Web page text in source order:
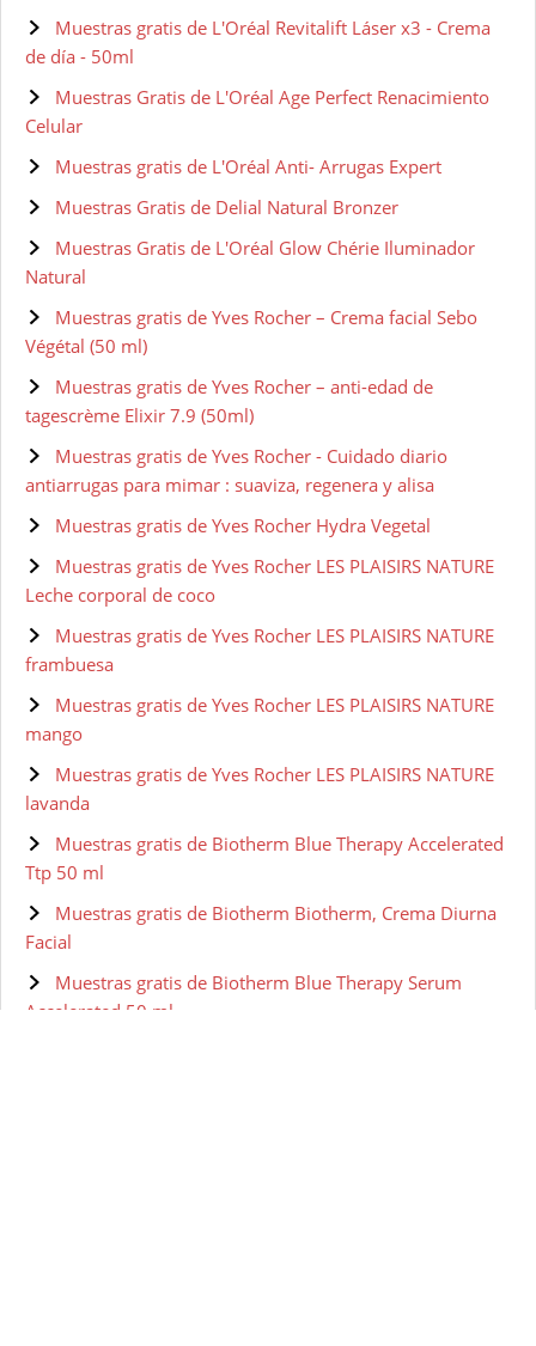
Muestras gratis de L'Oréal Revitalift Láser x3 - Crema
de día - 50ml
Muestras Gratis de L'Oréal Age Perfect Renacimiento
Celular
Muestras gratis de L'Oréal Anti- Arrugas Expert
Muestras Gratis de Delial Natural Bronzer
Muestras Gratis de L'Oréal Glow Chérie Iluminador
Natural
Muestras gratis de Yves Rocher – Crema facial Sebo
Végétal (50 ml)
Muestras gratis de Yves Rocher – anti-edad de
tagescrème Elixir 7.9 (50ml)
Muestras gratis de Yves Rocher - Cuidado diario
antiarrugas para mimar : suaviza, regenera y alisa
Muestras gratis de Yves Rocher Hydra Vegetal
Muestras gratis de Yves Rocher LES PLAISIRS NATURE
Leche corporal de coco
Muestras gratis de Yves Rocher LES PLAISIRS NATURE
frambuesa
Muestras gratis de Yves Rocher LES PLAISIRS NATURE
mango
Muestras gratis de Yves Rocher LES PLAISIRS NATURE
lavanda
Muestras gratis de Biotherm Blue Therapy Accelerated
Ttp 50 ml
Muestras gratis de Biotherm Biotherm, Crema Diurna
Facial
Muestras gratis de Biotherm Blue Therapy Serum
Accelerated 50 ml